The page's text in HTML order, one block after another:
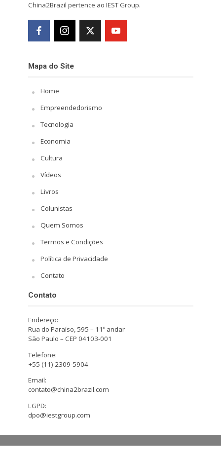
China2Brazil pertence ao IEST Group.
Mapa do Site
Home
Empreendedorismo
Tecnologia
Economia
Cultura
Vídeos
Livros
Colunistas
Quem Somos
Termos e Condições
Política de Privacidade
Contato
Contato
Endereço:
Rua do Paraíso, 595 – 11º andar
São Paulo – CEP 04103-001
Telefone:
+55 (11) 2309-5904
Email:
contato@china2brazil.com
LGPD:
dpo@iestgroup.com